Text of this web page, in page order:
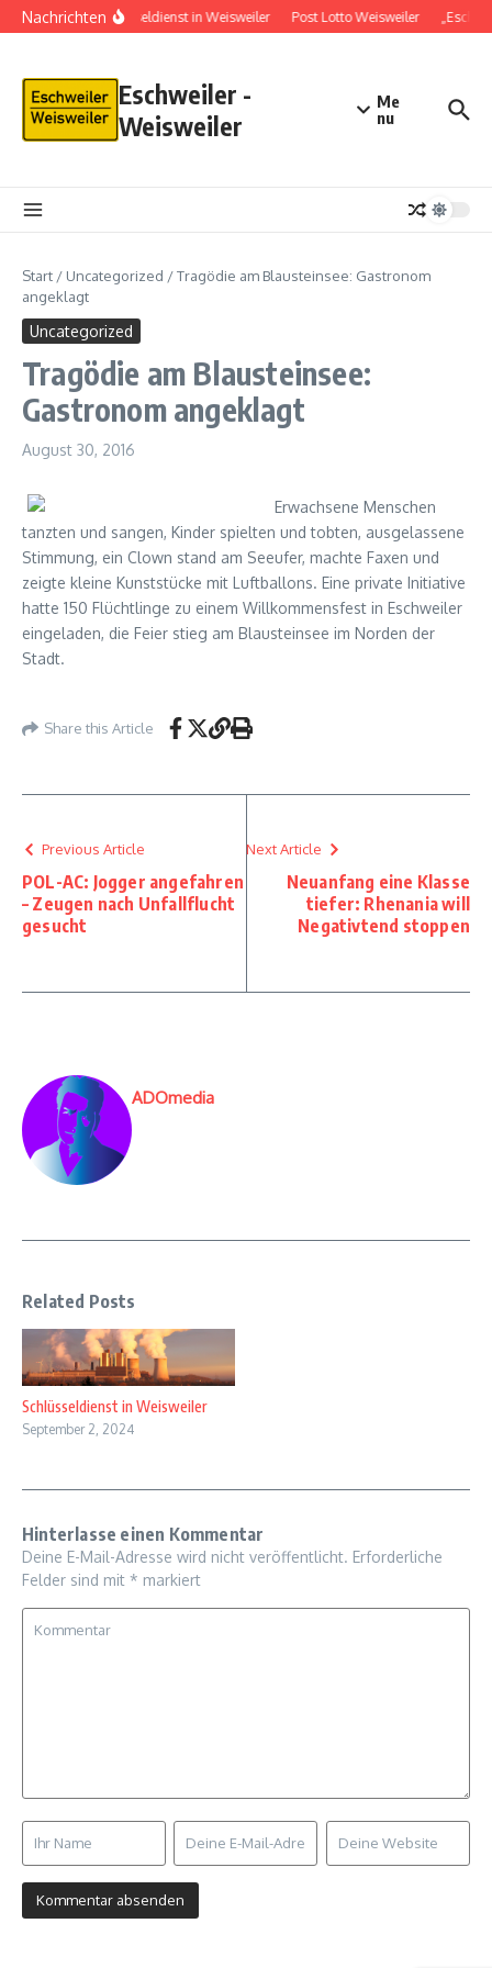
NachrichtenSchlüsseldienst in Weisweiler Post Lotto Weisweiler
Eschweiler -
Weisweiler
Me
nu
Start / Uncategorized /Tragödie am Blausteinsee: Gastronom
angeklagt
Uncategorized
Tragödie am Blausteinsee:
Gastronom angeklagt
August 30, 2016
Erwachsene Menschen
tanzten und sangen, Kinder spielten und tobten, ausgelassene
Stimmung, ein Clown stand am Seeufer, machte Faxen und
zeigte kleine Kunststücke mit Luftballons. Eine private Initiative
hatte 150 Flüchtlinge zu einem Willkommensfest in Eschweiler
eingeladen, die Feier stieg am Blausteinsee im Norden der
Stadt.
Share this Article
Previous Article
POL-AC: Jogger angefahren
– Zeugen nach Unfallflucht
gesucht
Next Article
Neuanfang eine Klasse
tiefer: Rhenania will
Negativtend stoppen
ADOmedia
Related Posts
Schlüsseldienst in Weisweiler
September 2, 2024
Hinterlasse einen Kommentar
Deine E-Mail-Adresse wird nicht veröffentlicht. Erforderliche
Felder sind mit * markiert